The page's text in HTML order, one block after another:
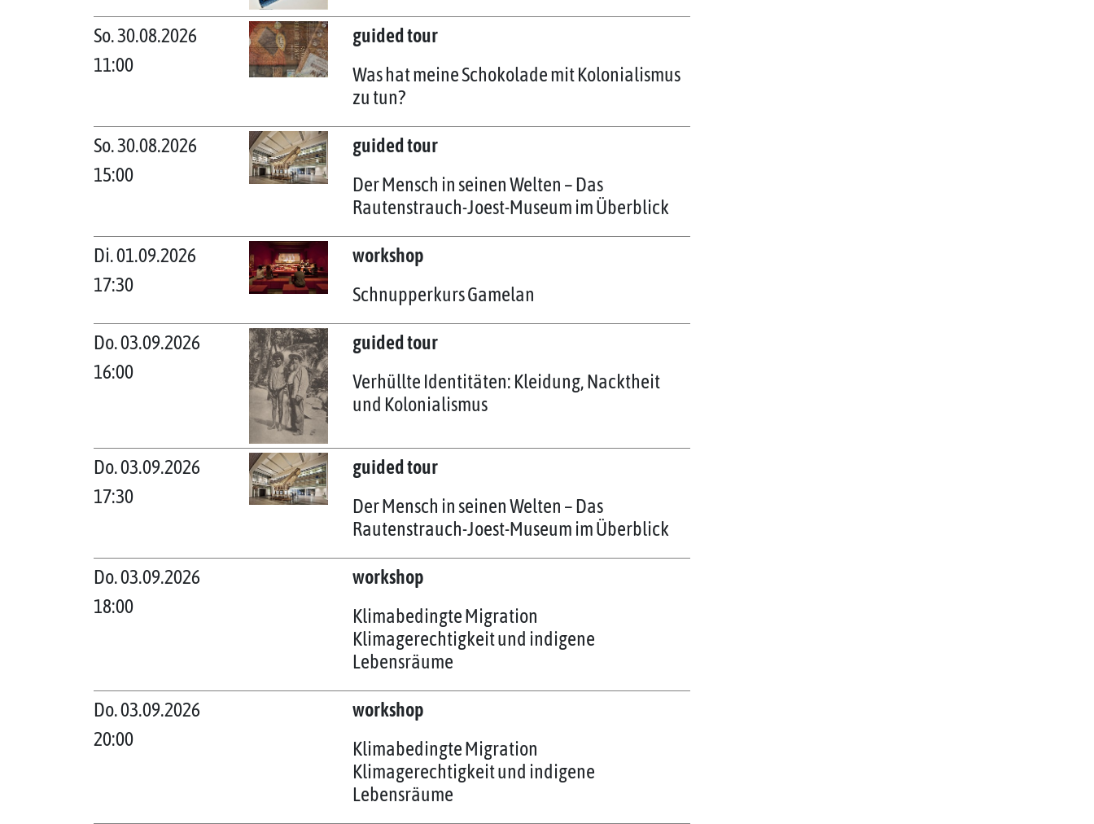
So. 30.08.2026
11:00
guided tour
Was hat meine Schokolade mit Kolonialismus
zu tun?
So. 30.08.2026
15:00
guided tour
Der Mensch in seinen Welten – Das
Rautenstrauch-Joest-Museum im Überblick
Di. 01.09.2026
17:30
workshop
Schnupperkurs Gamelan
Do. 03.09.2026
16:00
guided tour
Verhüllte Identitäten: Kleidung, Nacktheit
und Kolonialismus
Do. 03.09.2026
17:30
guided tour
Der Mensch in seinen Welten – Das
Rautenstrauch-Joest-Museum im Überblick
Do. 03.09.2026
18:00
workshop
Klimabedingte Migration
Klimagerechtigkeit und indigene
Lebensräume
Do. 03.09.2026
20:00
workshop
Klimabedingte Migration
Klimagerechtigkeit und indigene
Lebensräume